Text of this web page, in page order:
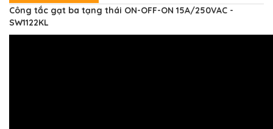
Công tắc gạt ba tạng thái ON-OFF-ON 15A/250VAC -
SW1122KL